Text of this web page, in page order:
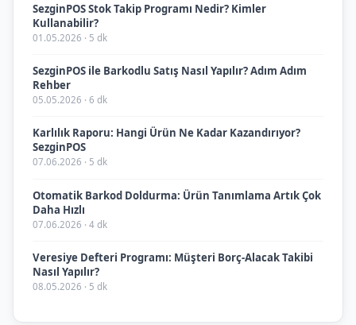
SezginPOS Stok Takip Programı Nedir? Kimler
Kullanabilir?
01.05.2026 · 5 dk
SezginPOS ile Barkodlu Satış Nasıl Yapılır? Adım Adım
Rehber
05.05.2026 · 6 dk
Karlılık Raporu: Hangi Ürün Ne Kadar Kazandırıyor?
SezginPOS
07.06.2026 · 5 dk
Otomatik Barkod Doldurma: Ürün Tanımlama Artık Çok
Daha Hızlı
07.06.2026 · 4 dk
Veresiye Defteri Programı: Müşteri Borç-Alacak Takibi
Nasıl Yapılır?
08.05.2026 · 5 dk